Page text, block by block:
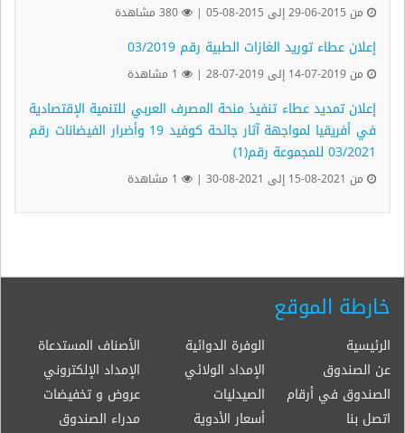
من 2015-06-29 إلى 2015-08-05 |
إعلان عطاء توريد الغازات الطبية رقم 03/2019
من 2019-07-14 إلى 2019-07-28 |
إعلان تمديد عطاء تنفيذ منحة المصرف العربي للتنمية الإقتصادية
في أفريقيا لمواجهة آثار جائحة كوفيد 19 وأضرار الفيضانات رقم
03/2021 للمجموعة رقم(1)
من 2021-08-15 إلى 2021-08-30 |
خارطة الموقع
الرئيسية الوفرة الدوائية
الأصناف المستدعاة
عن الصندوق
الإمداد الولائي
الإمداد الإلكتروني
الصندوق في أرقام
الصيدليات
عروض و تخفيضات
اتصل بنا
أسعار الأدوية مدراء الصندوق